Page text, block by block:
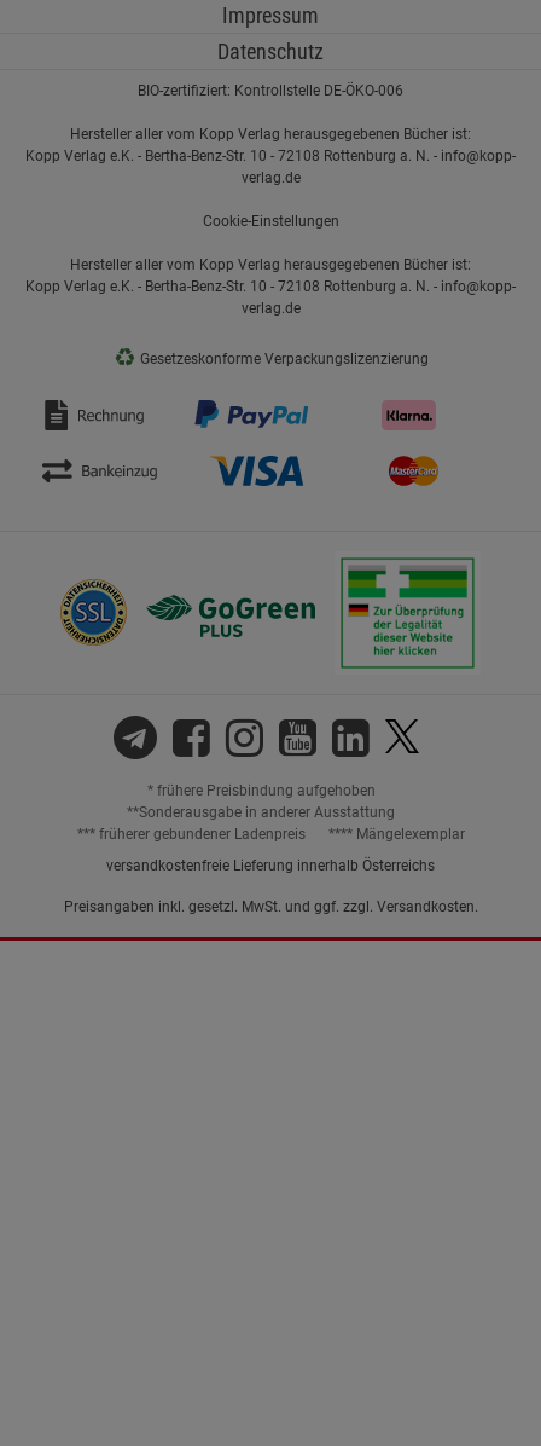
Impressum
Datenschutz
BIO-zertifiziert: Kontrollstelle DE-ÖKO-006
Hersteller aller vom Kopp Verlag herausgegebenen Bücher ist:
Kopp Verlag e.K. - Bertha-Benz-Str. 10 - 72108 Rottenburg a. N. - info@kopp-
verlag.de
Cookie-Einstellungen
Hersteller aller vom Kopp Verlag herausgegebenen Bücher ist:
Kopp Verlag e.K. - Bertha-Benz-Str. 10 - 72108 Rottenburg a. N. - info@kopp-
verlag.de
♻ Gesetzeskonforme Verpackungslizenzierung
* frühere Preisbindung aufgehoben
**Sonderausgabe in anderer Ausstattung
*** früherer gebundener Ladenpreis
**** Mängelexemplar
versandkostenfreie Lieferung innerhalb Österreichs
Preisangaben inkl. gesetzl. MwSt. und ggf. zzgl. Versandkosten.